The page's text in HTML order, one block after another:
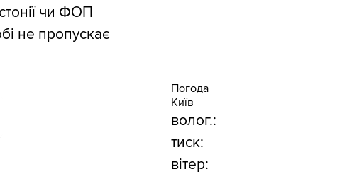
чи ФОП
не пропускає
Погода
Київ
волог.:
тиск:
вітер: